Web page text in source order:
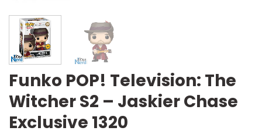
Funko POP! Television: The
Witcher S2 – Jaskier Chase
Exclusive 1320